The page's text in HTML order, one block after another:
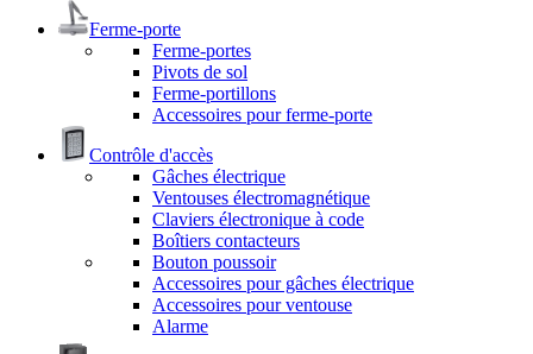
Ferme-porte
Ferme-portes
Pivots de sol
Ferme-portillons
Accessoires pour ferme-porte
Contrôle d'accès
Gâches électrique
Ventouses électromagnétique
Claviers électronique à code
Boîtiers contacteurs
Bouton poussoir
Accessoires pour gâches électrique
Accessoires pour ventouse
Alarme